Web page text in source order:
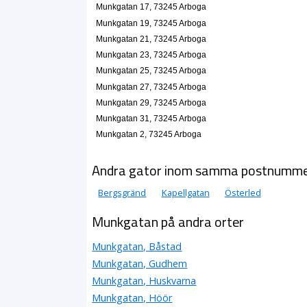
Bengt Nilsson Konsult KB
0589-14633
Munkgatan 9, 73245 Arboga
Munkgatan 17, 73245 Arboga
Munkgatan 19, 73245 Arboga
Munkgatan 21, 73245 Arboga
Munkgatan 23, 73245 Arboga
Munkgatan 25, 73245 Arboga
Munkgatan 27, 73245 Arboga
Munkgatan 29, 73245 Arboga
Munkgatan 31, 73245 Arboga
Munkgatan 2, 73245 Arboga
Andra gator inom samma
Bergsgränd Kapellgatan Österled
Munkgatan på andra orter
Munkgatan, Båstad
Munkgatan, Gudhem
Munkgatan, Huskvarna
Munkgatan, Höör